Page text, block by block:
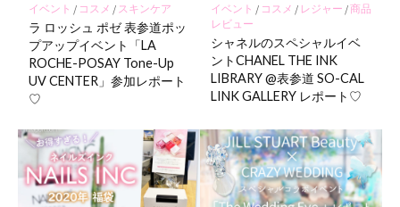
イベント / コスメ / スキンケア
ラ ロッシュ ポゼ 表参道ポッ
プアップイベント「LA
ROCHE-POSAY Tone-Up
UV CENTER」参加レポート
♡
イベント / コスメ / レジャー /商品
レビュー
シャネルのスペシャルイベ
ントCHANEL THE INK
LIBRARY @表参道 SO-CAL
LINK GALLERY レポート♡